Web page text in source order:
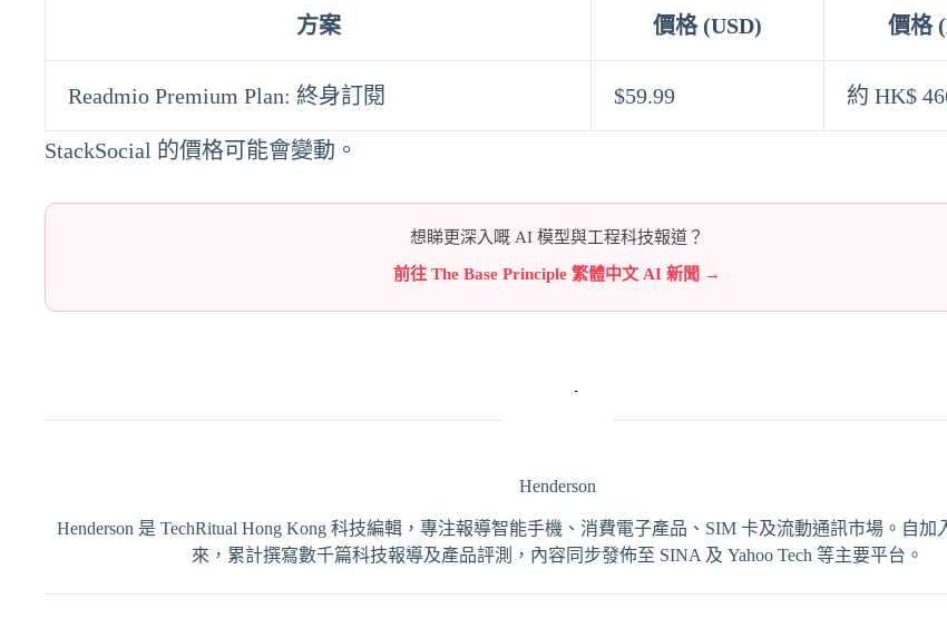
方案 價格 (USD) 價格
Readmio Premium Plan: 終身訂閱 $59.99 約 HK$
StackSocial 的價格可能會變動。
想睇更深入嘅 AI 模型與工程科技報道？
前往 The Base Principle 繁體中文 AI 新聞 →
Henderson
Henderson 是 TechRitual Hong Kong 科技編輯，專注報導智能手機、消費電子產品、SIM 卡及流動通訊市場。自加
來，累計撰寫數千篇科技報導及產品評測，內容同步發佈至 SINA 及 Yahoo Tech 等主要平台。